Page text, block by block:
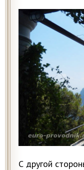
С другой